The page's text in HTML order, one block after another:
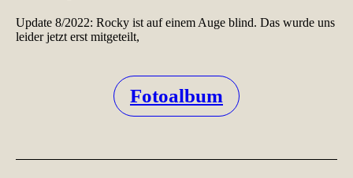
Update 8/2022: Rocky ist auf einem Auge blind. Das wurde uns
leider jetzt erst mitgeteilt,
Fotoalbum